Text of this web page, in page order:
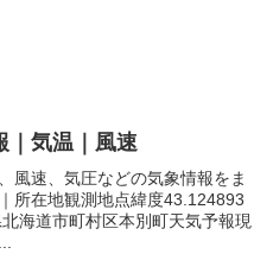
｜気温｜風速
風速、気圧などの気象情報をま
所在地観測地点緯度43.124893
海道市町村区本別町天気予報現